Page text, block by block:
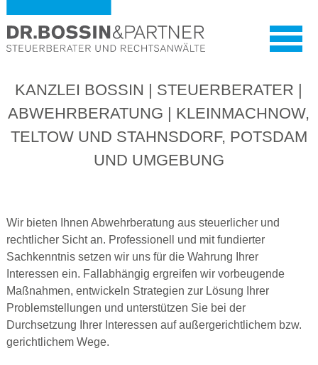
KANZLEI BOSSIN | STEUERBERATER |
ABWEHRBERATUNG | KLEINMACHNOW,
TELTOW UND STAHNSDORF, POTSDAM
UND UMGEBUNG
Wir bieten Ihnen Abwehrberatung aus steuerlicher und
rechtlicher Sicht an. Professionell und mit fundierter
Sachkenntnis setzen wir uns für die Wahrung Ihrer
Interessen ein. Fallabhängig ergreifen wir vorbeugende
Maßnahmen, entwickeln Strategien zur Lösung Ihrer
Problemstellungen und unterstützen Sie bei der
Durchsetzung Ihrer Interessen auf außergerichtlichem bzw.
gerichtlichem Wege.